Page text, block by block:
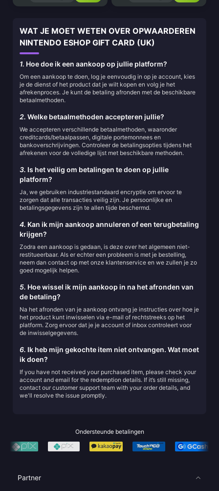
WAT JE MOET WETEN OVER OPWAARDEREN
NINTENDO ESHOP GIFT CARD (UK)
1. Hoe doe ik een aankoop op jullie platform?
Om een aankoop te doen, log je eenvoudig in op je account, kies
je de dienst of het product dat je wilt kopen en volg je het
afrekenproces. Je kunt de betaling afronden met de beschikbare
betaalmethoden.
2. Welke betaalmethoden accepteren jullie?
We accepteren verschillende betaalmethoden, waaronder
creditcards/betaalpassen, digitale portemonnees en
bankoverschrijvingen. Controleer de betalingsopties tijdens het
afrekenen voor de volledige lijst met beschikbare methoden.
3. Is het veilig om betalingen te doen op jullie
platform?
Ja, we gebruiken industriestandaard encryptie om ervoor te
zorgen dat alle transacties veilig zijn. Je persoonlijke en
betalingsgegevens zijn te allen tijde beschermd.
4. Kan ik mijn aankoop annuleren of een terugbetaling
krijgen?
Zodra een aankoop is gedaan, is deze over het algemeen niet-
restitueerbaar. Als er echter een probleem is met je bestelling,
neem dan contact op met onze klantenservice en we zullen je zo
goed mogelijk helpen.
5. Hoe wissel ik mijn aankoop in na het afronden van
de betaling?
Na het afronden van je aankoop ontvang je instructies over hoe je
het product kunt inwisselen via e-mail of rechtstreeks op het
platform. Zorg ervoor dat je je account of inbox controleert voor
de inwisselgegevens.
6. Ik heb mijn gekochte item niet ontvangen. Wat moet
ik doen?
If you have not received your purchased item, please check your
account and email for the redemption details. If it’s still missing,
contact our customer support team with your order details, and
we'll resolve the issue promptly.
Ondersteunde betalingen
Partner